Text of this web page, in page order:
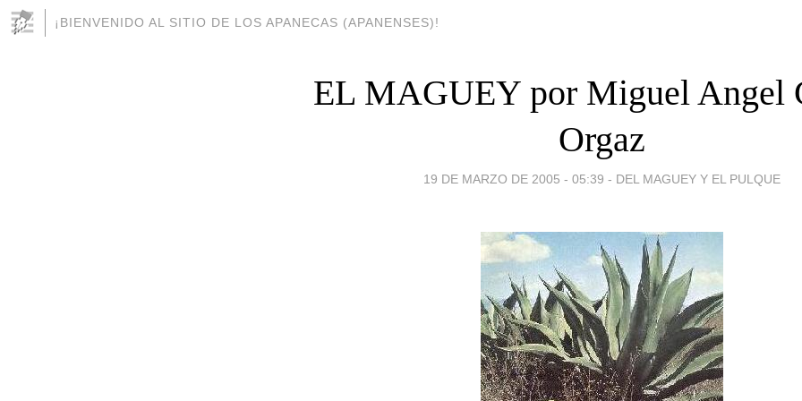
¡BIENVENIDO AL SITIO DE LOS APANECAS (APANENSES)!
EL MAGUEY por Miguel Angel
Orgaz
19 DE MARZO DE 2005 - 05:39 - DEL MAGUEY Y EL PULQUE